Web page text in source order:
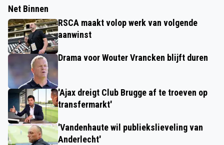
Net Binnen
RSCA maakt volop werk van volgende
aanwinst
Drama voor Wouter Vrancken blijft duren
'Ajax dreigt Club Brugge af te troeven op
transfermarkt'
'Vandenhaute wil publiekslieveling van
Anderlecht'